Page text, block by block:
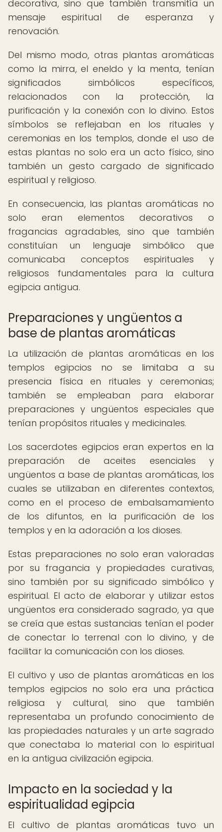
decorativa, sino que también transmitía un
mensaje espiritual de esperanza y
renovación.
Del mismo modo, otras plantas aromáticas
como la mirra, el eneldo y la menta, tenían
significados simbólicos específicos,
relacionados con la protección, la
purificación y la conexión con lo divino. Estos
símbolos se reflejaban en los rituales y
ceremonias en los templos, donde el uso de
estas plantas no solo era un acto físico, sino
también un gesto cargado de significado
espiritual y religioso.
En consecuencia, las plantas aromáticas no
solo eran elementos decorativos o
fragancias agradables, sino que también
constituían un lenguaje simbólico que
comunicaba conceptos espirituales y
religiosos fundamentales para la cultura
egipcia antigua.
Preparaciones y ungüentos a
base de plantas aromáticas
La utilización de plantas aromáticas en los
templos egipcios no se limitaba a su
presencia física en rituales y ceremonias;
también se empleaban para elaborar
preparaciones y ungüentos especiales que
tenían propósitos rituales y medicinales.
Los sacerdotes egipcios eran expertos en la
preparación de aceites esenciales y
ungüentos a base de plantas aromáticas, los
cuales se utilizaban en diferentes contextos,
como en el proceso de embalsamamiento
de los difuntos, en la purificación de los
templos y en la adoración a los dioses.
Estas preparaciones no solo eran valoradas
por su fragancia y propiedades curativas,
sino también por su significado simbólico y
espiritual. El acto de elaborar y utilizar estos
ungüentos era considerado sagrado, ya que
se creía que estas sustancias tenían el poder
de conectar lo terrenal con lo divino, y de
facilitar la comunicación con los dioses.
El cultivo y uso de plantas aromáticas en los
templos egipcios no solo era una práctica
religiosa y cultural, sino que también
representaba un profundo conocimiento de
las propiedades naturales y un arte sagrado
que conectaba lo material con lo espiritual
en la antigua civilización egipcia.
Impacto en la sociedad y la
espiritualidad egipcia
El cultivo de plantas aromáticas tuvo un